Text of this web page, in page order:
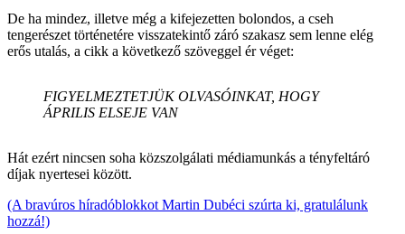
De ha mindez, illetve még a kifejezetten bolondos, a cseh
tengerészet történetére visszatekintő záró szakasz sem lenne elég
erős utalás, a cikk a következő szöveggel ér véget:
FIGYELMEZTETJÜK OLVASÓINKAT, HOGY
ÁPRILIS ELSEJE VAN
Hát ezért nincsen soha közszolgálati médiamunkás a tényfeltáró
díjak nyertesei között.
(A bravúros híradóblokkot Martin Dubéci szúrta ki, gratulálunk
hozzá!)